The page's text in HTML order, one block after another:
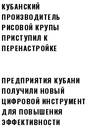
КУБАНСКИЙ
ПРОИЗВОДИТЕЛЬ
РИСОВОЙ КРУПЫ
ПРИСТУПИЛ К
ПЕРЕНАСТРОЙКЕ
ПРЕДПРИЯТИЯ КУБАНИ
ПОЛУЧИЛИ НОВЫЙ
ЦИФРОВОЙ ИНСТРУМЕНТ
ДЛЯ ПОВЫШЕНИЯ
ЭФФЕКТИВНОСТИ